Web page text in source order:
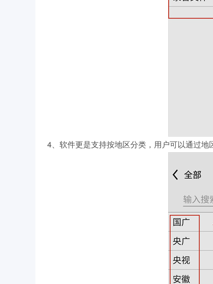
4、软件更是支持按地区分类，用户可以通过地